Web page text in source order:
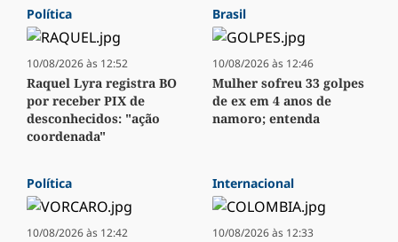
Política
10/08/2026 às 12:52
Raquel Lyra registra BO
por receber PIX de
desconhecidos: "ação
coordenada"
Brasil
10/08/2026 às 12:46
Mulher sofreu 33 golpes
de ex em 4 anos de
namoro; entenda
Política
10/08/2026 às 12:42
Internacional
10/08/2026 às 12:33